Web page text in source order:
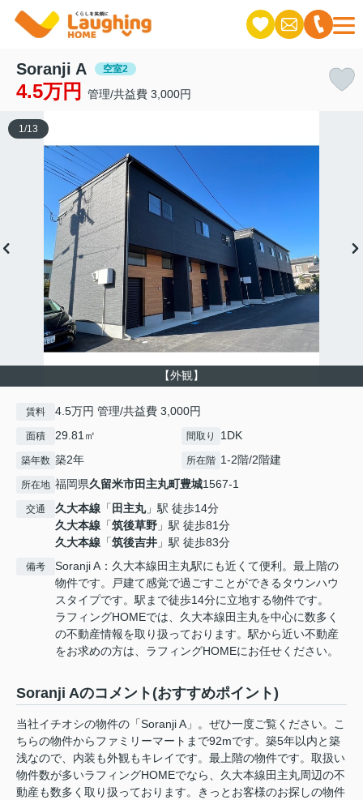
Soranji A 空室2
4.5万円 管理/共益費 3,000円
【外観】
1 /13
賃料 4.5万円 管理/共益費 3,000円
面積 29.81㎡ 間取り 1DK
築年数 築2年 所在階 1-2階/2階建
所在地 福岡県久留米市田主丸町豊城1567-1
交通 久大本線 「 田主丸」駅 徒歩14分
久大本線 「筑後草野 」駅 徒歩81分
久大本線 「筑後吉井 」駅 徒歩83分
備考
Soranji A：久大本線田主丸駅にも近くて便利。最上階の
物件です。戸建て感覚で過ごすことができるタウンハウ
スタイプです。駅まで徒歩14分に立地する物件です。
ラフィングHOMEでは、久大本線田主丸を中心に数多く
の不動産情報を取り扱っております。駅から近い不動産
をお求めの方は、ラフィングHOMEにお任せください。
Soranji Aのコメント(おすすめポイント)
当社イチオシの物件の「Soranji A」。ぜひ一度ご覧ください。こ
ちらの物件からファミリーマートまで92mです。築5年以内と築
浅なので、内装も外観もキレイです。最上階の物件です。取扱い
物件数が多いラフィングHOMEでなら、久大本線田主丸周辺の不
動産も数多く取り扱っております。きっとお客様のお探しの物件